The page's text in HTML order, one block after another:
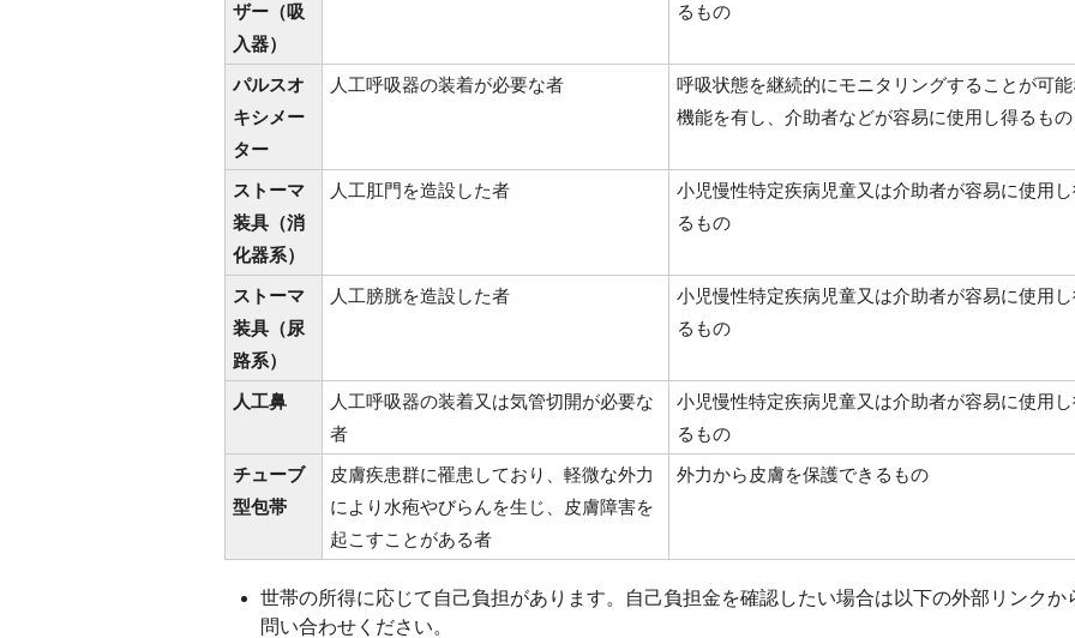
ザー（吸
入器）
るもの
パルスオ
キシメー
ター
人工呼吸器の装着が必要な者
呼吸状態を継続的にモニタリングすることが可能
機能を有し、介助者などが容易に使用し得るもの
ストーマ
装具（消
化器系）
人工肛門を造設した者
小児慢性特定疾病児童又は介助者が容易に使用
るもの
ストーマ
装具（尿
路系）
人工膀胱を造設した者
小児慢性特定疾病児童又は介助者が容易に使用
るもの
人工鼻
人工呼吸器の装着又は気管切開が必要な
者
小児慢性特定疾病児童又は介助者が容易に使用
るもの
チューブ
型包帯
皮膚疾患群に罹患しており、軽微な外力
により水疱やびらんを生じ、皮膚障害を
起こすことがある者
外力から皮膚を保護できるもの
世帯の所得に応じて自己負担があります。自己負担金を確認したい場合は以下の外部リンクか
問い合わせください。